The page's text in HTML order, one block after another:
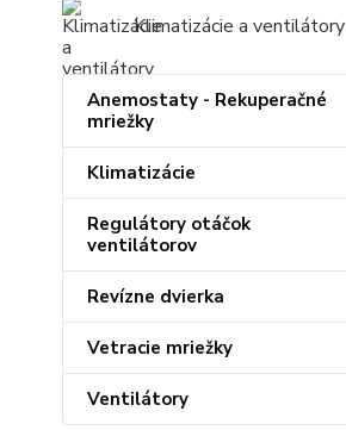
Klimatizácie a ventilátory
Anemostaty - Rekuperačné
mriežky
Klimatizácie
Regulátory otáčok
ventilátorov
Revízne dvierka
Vetracie mriežky
Ventilátory